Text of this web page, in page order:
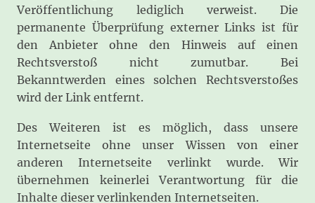
Veröffentlichung lediglich verweist. Die
permanente Überprüfung externer Links ist für
den Anbieter ohne den Hinweis auf einen
Rechtsverstoß nicht zumutbar. Bei
Bekanntwerden eines solchen Rechtsverstoßes
wird der Link entfernt.
Des Weiteren ist es möglich, dass unsere
Internetseite ohne unser Wissen von einer
anderen Internetseite verlinkt wurde. Wir
übernehmen keinerlei Verantwortung für die
Inhalte dieser verlinkenden Internetseiten.